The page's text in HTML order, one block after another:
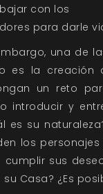
con los
para darle
una de
es la creación
un reto
introducir y
es su
los
cumplir sus
Casa? ¿Es